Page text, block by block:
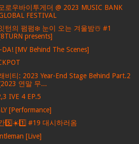
로우바이투게더 @ 2023 MUSIC BANK
FESTIVAL
턴의 펌펌❄️ 눈이 오는 겨울밤☃️ #1
presents]
DA! [MV Behind The Scenes]
비티: 2023 Year-End Stage Behind Part.2
연말 무...
IVE 4 EP.5
[Performance]
5️⃣☀️1️⃣ #19 대시하러옴
[Live]